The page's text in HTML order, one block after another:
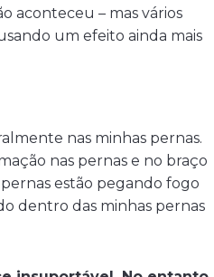
aconteceu – mas vários
um efeito ainda mais
nas minhas pernas.
nas pernas e no braço
estão pegando fogo
dentro das minhas pernas